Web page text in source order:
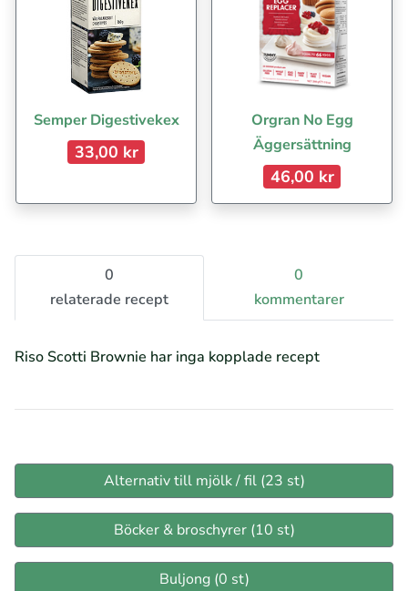
Semper Digestivekex
33,00 kr
Orgran No Egg
Äggersättning
46,00 kr
0
relaterade recept
0
kommentarer
Riso Scotti Brownie har inga kopplade recept
Alternativ till mjölk / fil (23 st)
Böcker & broschyrer (10 st)
Buljong (0 st)